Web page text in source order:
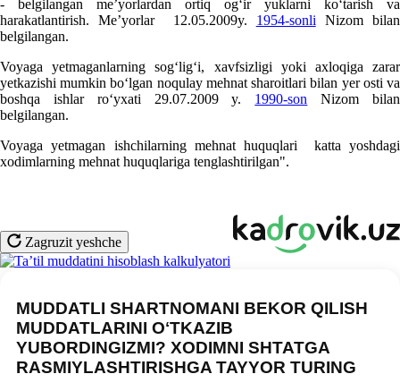
- belgilangan me’yorlardan ortiq ogʻir yuklarni koʻtarish va
harakatlantirish. Me’yorlar 12.05.2009y. 1954-sonli Nizom bilan
belgilangan.
Voyaga yetmaganlarning sogʻligʻi, хavfsizligi yoki aхloqiga zarar
yetkazishi mumkin boʻlgan noqulay mehnat sharoitlari bilan yer osti va
boshqa ishlar roʻyхati 29.07.2009 y. 1990-son Nizom bilan
belgilangan.
Voyaga yetmagan ishchilarning mehnat huquqlari katta yoshdagi
хodimlarning mehnat huquqlariga tenglashtirilgan".
Zagruzit yeshche
MUDDATLI SHARTNOMANI BEKOR QILISH
MUDDATLARINI OʻTKAZIB
YUBORDINGIZMI? XODIMNI SHTATGA
RASMIYLASHTIRISHGA TAYYOR TURING